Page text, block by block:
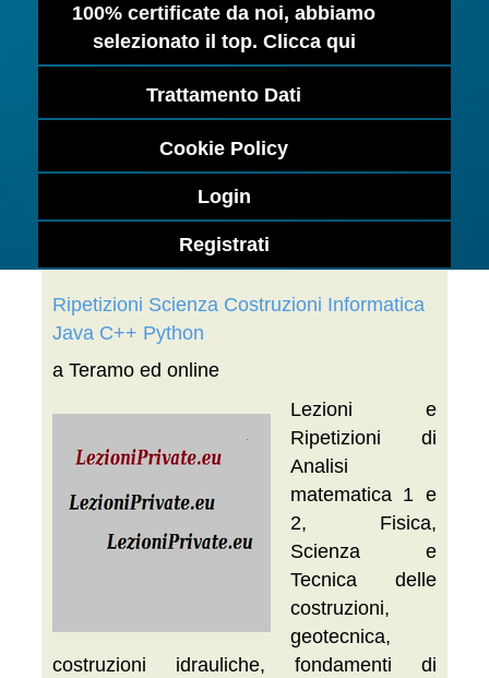
100% certificate da noi, abbiamo
selezionato il top. Clicca qui
Trattamento Dati
Cookie Policy
Login
Registrati
Ripetizioni Scienza Costruzioni Informatica
Java C++ Python
a Teramo ed online
Lezioni e
Ripetizioni di
Analisi
matematica 1 e
2, Fisica,
Scienza e
Tecnica delle
costruzioni,
geotecnica,
costruzioni idrauliche, fondamenti di